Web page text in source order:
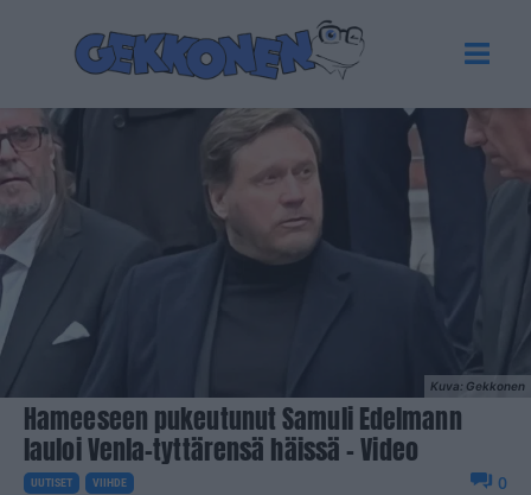
Kuva: Gekkonen
Hameeseen pukeutunut Samuli Edelmann
lauloi Venla-tyttärensä häissä – Video
UUTISET VIIHDE 0